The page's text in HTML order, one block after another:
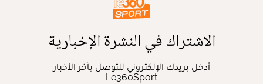
الاشتراك في النشرة الإخبارية
أدخل بريدك الإلكتروني للتوصل بآخر الأخبار
Le360Sport